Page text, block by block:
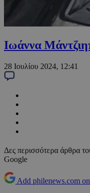
Ιωάννα
28 Ιουλίου 2024, 12:41
Δες περισσότερα άρθρα
Google
Add philenews.com